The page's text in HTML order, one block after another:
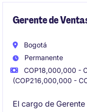
Gerente de
Bogotá
Permanente
COP18,000,000 -
(COP216,000,000 -
El cargo de